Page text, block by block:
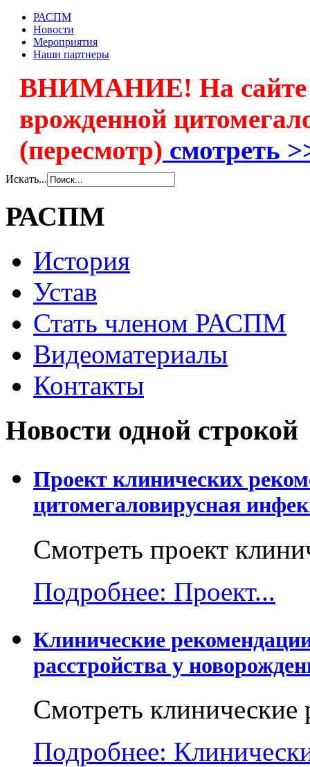
РАСПМ
Новости
Мероприятия
Наши партнеры
ВНИМАНИЕ! На сайте
врожденной
(пересмотр) смотреть
Искать...
РАСПМ
История
Устав
Стать членом РАСПМ
Видеоматериалы
Контакты
Новости одной строкой
Проект клинических
цитомегаловирусная
Смотреть проект
Подробнее: Проект...
Клинические
расстройства у
Смотреть клинические
Подробнее: